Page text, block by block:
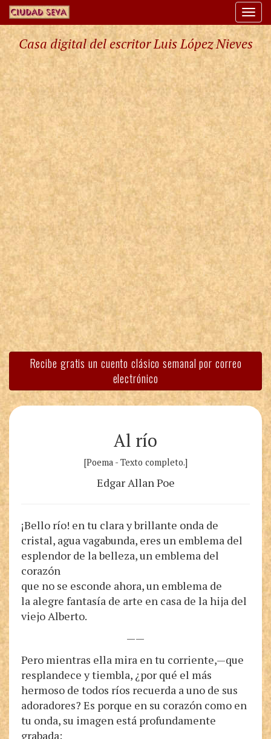
Casa digital del escritor Luis López Nieves
Recibe gratis un cuento clásico semanal por correo
electrónico
Al río
[Poema - Texto completo.]
Edgar Allan Poe
¡Bello río! en tu clara y brillante onda de
cristal, agua vagabunda, eres un emblema del
esplendor de la belleza, un emblema del
corazón
que no se esconde ahora, un emblema de
la alegre fantasía de arte en casa de la hija del
viejo Alberto.
——
Pero mientras ella mira en tu corriente,—que
resplandece y tiembla, ¿por qué el más
hermoso de todos ríos recuerda a uno de sus
adoradores? Es porque en su corazón como en
tu onda, su imagen está profundamente
grabada;